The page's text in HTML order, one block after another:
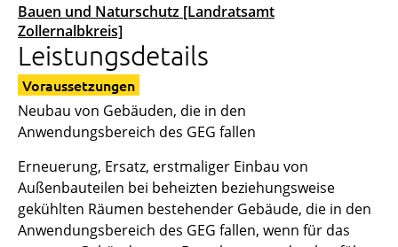
Bauen und Naturschutz [Landratsamt
Zollernalbkreis]
Leistungsdetails
Voraussetzungen
Neubau von Gebäuden, die in den
Anwendungsbereich des GEG fallen
Erneuerung, Ersatz, erstmaliger Einbau von
Außenbauteilen bei beheizten beziehungsweise
gekühlten Räumen bestehender Gebäude, die in den
Anwendungsbereich des GEG fallen, wenn für das